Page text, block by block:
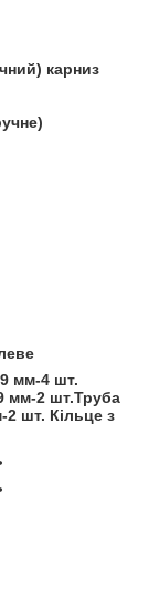
карниз
мм-4 шт.
мм-2 шт.Труба
2 шт. Кільце з